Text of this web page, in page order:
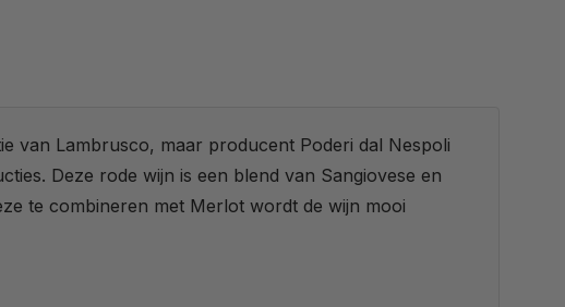
van Lambrusco, maar producent Poderi dal Nespoli
Deze rode wijn is een blend van Sangiovese en
te combineren met Merlot wordt de wijn mooi